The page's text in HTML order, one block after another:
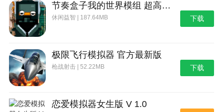
节奏盒子我的世界模组 超高爆率版
休闲益智 | 187.64MB 下载
极限飞行模拟器 官方最新版
枪战射击 | 52.22MB 下载
恋爱模拟器女生版 V 1.0